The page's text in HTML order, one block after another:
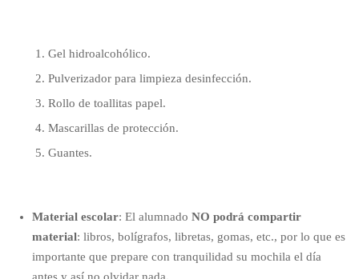
Gel hidroalcohólico.
Pulverizador para limpieza desinfección.
Rollo de toallitas papel.
Mascarillas de protección.
Guantes.
Material escolar: El alumnado NO podrá compartir
material: libros, bolígrafos, libretas, gomas, etc., por lo que es
importante que prepare con tranquilidad su mochila el día
antes y así no olvidar nada.